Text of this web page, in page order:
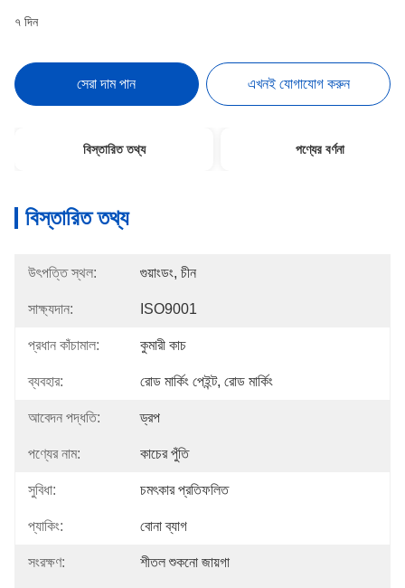
৭ দিন
সেরা দাম পান এখনই যোগাযোগ করুন
বিস্তারিত তথ্য পণ্যের বর্ণনা
বিস্তারিত তথ্য
উৎপত্তি স্থল: গুয়াংডং, চীন
সাক্ষ্যদান: ISO9001
প্রধান কাঁচামাল: কুমারী কাচ
ব্যবহার: রোড মার্কিং পেইন্ট, রোড মার্কিং
আবেদন পদ্ধতি: ড্রপ
পণ্যের নাম: কাচের পুঁতি
সুবিধা: চমৎকার প্রতিফলিত
প্যাকিং: বোনা ব্যাগ
সংরক্ষণ: শীতল শুকনো জায়গা